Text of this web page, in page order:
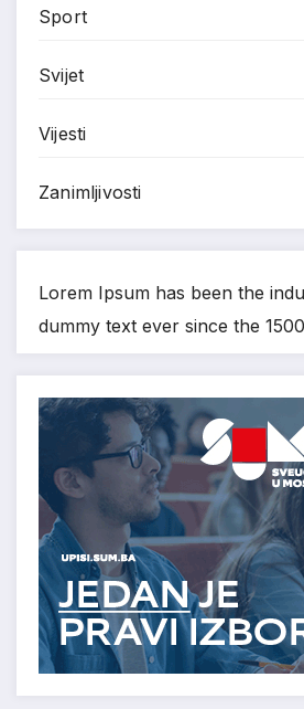
Sport
Svijet
Vijesti
Zanimljivosti
Lorem Ipsum has been the
dummy text ever since the